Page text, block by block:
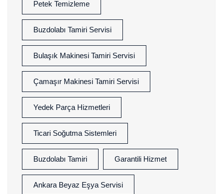
Petek Temizleme
Buzdolabı Tamiri Servisi
Bulaşık Makinesi Tamiri Servisi
Çamaşır Makinesi Tamiri Servisi
Yedek Parça Hizmetleri
Ticari Soğutma Sistemleri
Buzdolabı Tamiri Garantili Hizmet
Ankara Beyaz Eşya Servisi